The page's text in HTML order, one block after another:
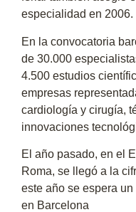
especialidad en 2006.
En la convocatoria
de 30.000
4.500 estudios
empresas
cardiología y cirugía,
innovaciones
El año pasado, en el
Roma, se llegó a la
este año se espera
en Barcelona